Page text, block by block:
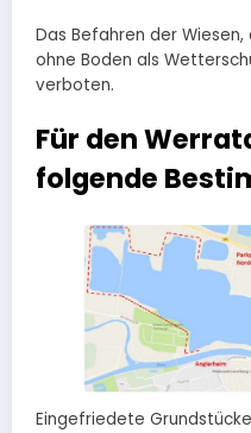
Das Befahren der
ohne Boden als
verboten.
Für den
folgende
Eingefriedete